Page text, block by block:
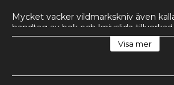
Mycket vacker vildmarkskniv även
handtag av bok och knivslida tillverkad
Knivbladet är av rostfritt stål och
knivens längd är 240 mm. Eftersom
Visa mer